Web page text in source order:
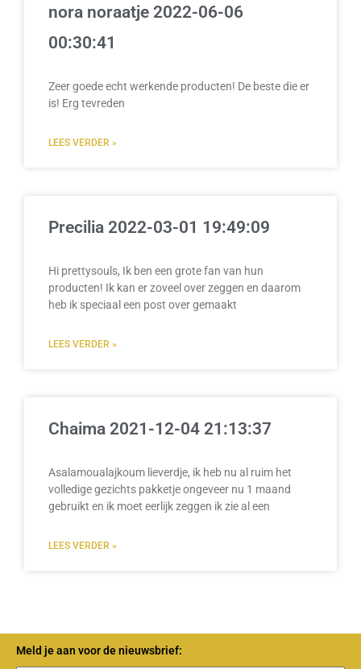
nora noraatje 2022-06-06
00:30:41
Zeer goede echt werkende producten! De beste die er
is! Erg tevreden
LEES VERDER »
Precilia 2022-03-01 19:49:09
Hi prettysouls, Ik ben een grote fan van hun
producten! Ik kan er zoveel over zeggen en daarom
heb ik speciaal een post over gemaakt
LEES VERDER »
Chaima 2021-12-04 21:13:37
Asalamoualajkoum lieverdje, ik heb nu al ruim het
volledige gezichts pakketje ongeveer nu 1 maand
gebruikt en ik moet eerlijk zeggen ik zie al een
LEES VERDER »
Meld je aan voor de nieuwsbrief: